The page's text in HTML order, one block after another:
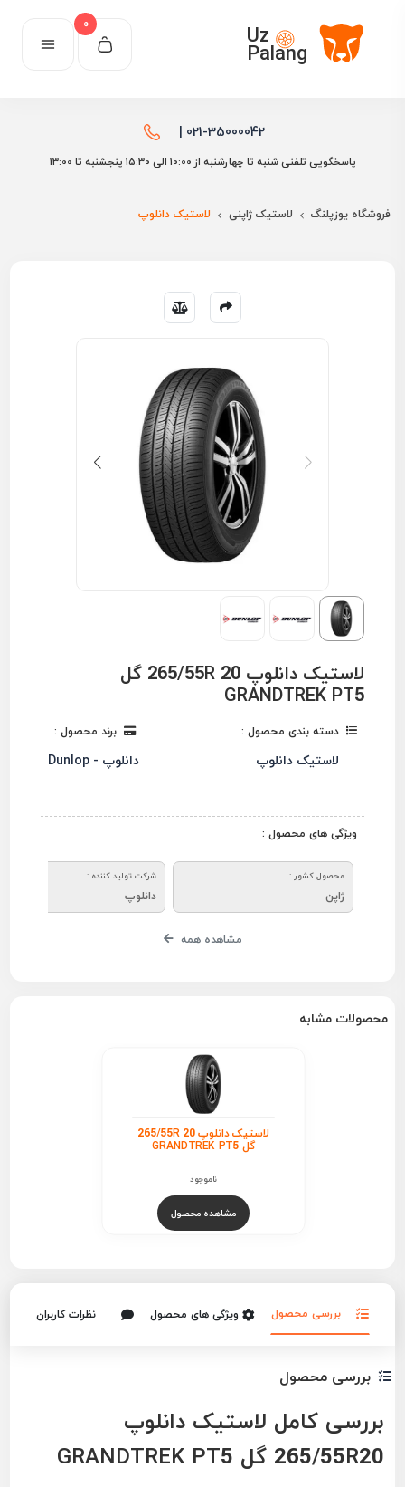
Uz
Palang
0
021-35000042 |
پاسخگویی تلفنی شنبه تا چهارشنبه از 10:00 الی ۱۵:30 پنجشنبه تا 13:00
فروشگاه یوزپلنگ لاستیک ژاپنی لاستیک دانلوپ
لاستیک دانلوپ 265/55R 20 گل
GRANDTREK PT5
دسته بندی محصول :
لاستیک دانلوپ
برند محصول :
دانلوپ - Dunlop
ویژگی های محصول :
محصول کشور :
ژاپن
شرکت تولید کننده :
دانلوپ
مشاهده همه
محصولات مشابه
لاستیک دانلوپ 265/55R 20
گل GRANDTREK PT5
ناموجود
مشاهده محصول
بررسی محصول ویژگی های محصول نظرات کاربران
بررسی محصول
بررسی کامل لاستیکدانلوپ
265/55R20 گل GRANDTREK PT5